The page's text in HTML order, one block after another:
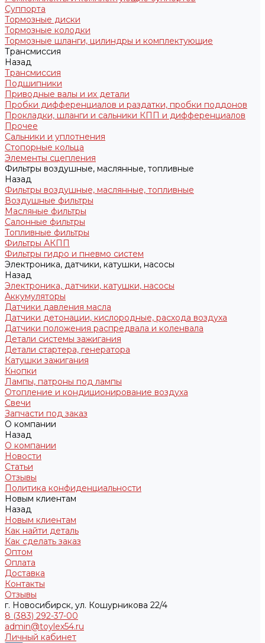
Суппорта
Тормозные диски
Тормозные колодки
Тормозные шланги, цилиндры и комплектующие
Трансмиссия
Назад
Трансмиссия
Подшипники
Приводные валы и их детали
Пробки дифференциалов и раздатки, пробки поддонов
Прокладки, шланги и сальники КПП и дифференциалов
Прочее
Сальники и уплотнения
Стопорные кольца
Элементы сцепления
Фильтры воздушные, маслянные, топливные
Назад
Фильтры воздушные, маслянные, топливные
Воздушные фильтры
Масляные фильтры
Салонные фильтры
Топливные фильтры
Фильтры АКПП
Фильтры гидро и пневмо систем
Электроника, датчики, катушки, насосы
Назад
Электроника, датчики, катушки, насосы
Аккумуляторы
Датчики давления масла
Датчики детонации, кислородные, расхода воздуха
Датчики положения распредвала и коленвала
Детали системы зажигания
Детали стартера, генератора
Катушки зажигания
Кнопки
Лампы, патроны под лампы
Отопление и кондиционирование воздуха
Свечи
Запчасти под заказ
О компании
Назад
О компании
Новости
Статьи
Отзывы
Политика конфиденциальности
Новым клиентам
Назад
Новым клиентам
Как найти деталь
Как сделать заказ
Оптом
Оплата
Доставка
Контакты
Отзывы
г. Новосибирск, ул. Кошурникова 22/4
8 (383) 292-37-00
admin@toylex54.ru
Личный кабинет